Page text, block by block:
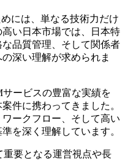
には、単なる技術力だけ
い日本市場では、日本特
品質管理、そして関係者
深い理解が求められま
ービスの豊富な実績を
件に携わってきました。
ークフロー、そして高い
を深く理解しています。
重要となる運営視点や長